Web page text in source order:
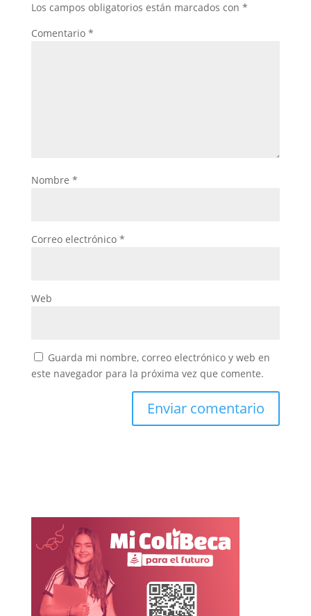
Los campos obligatorios están marcados con *
Comentario *
Nombre *
Correo electrónico *
Web
Guarda mi nombre, correo electrónico y web en
este navegador para la próxima vez que comente.